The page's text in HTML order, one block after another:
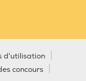
d'utilisation
concours